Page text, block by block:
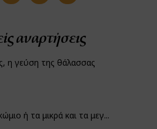
αναρτήσεις
η γεύση της θάλασσας
ή τα μικρά και τα μεγ...